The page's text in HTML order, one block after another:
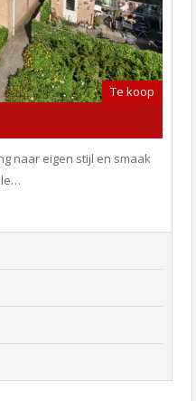
Te koop
naar eigen stijl en smaak